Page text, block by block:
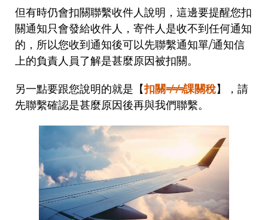
但有時仍會扣關聯繫收件人說明，這邊要提醒您扣
關通知只會發給收件人，寄件人是收不到任何通知
的，所以您收到通知後可以先聯繫通知單/通知信
上的負責人員了解是甚麼原因被扣關。
另一點要跟您說明的就是【扣關≠≠≠課關稅】，請
先聯繫確認是甚麼原因後再與我們聯繫。